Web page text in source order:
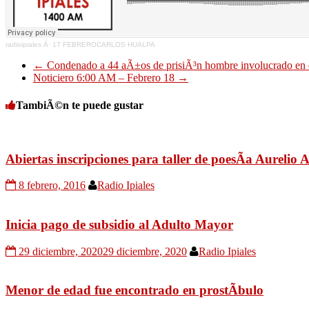
radioipiales Â· 17 FEBREROCARLOS HUALPA
← Condenado a 44 aÃ±os de prisiÃ³n hombre involucrado
Noticiero 6:00 AM – Febrero 18 →
TambiÃ©n te puede gustar
Abiertas inscripciones para taller de poesÃ­a Aurelio
8 febrero, 2016 Radio Ipiales
Inicia pago de subsidio al Adulto Mayor
29 diciembre, 202029 diciembre, 2020 Radio Ipiales
Menor de edad fue encontrado en prostÃ­bulo